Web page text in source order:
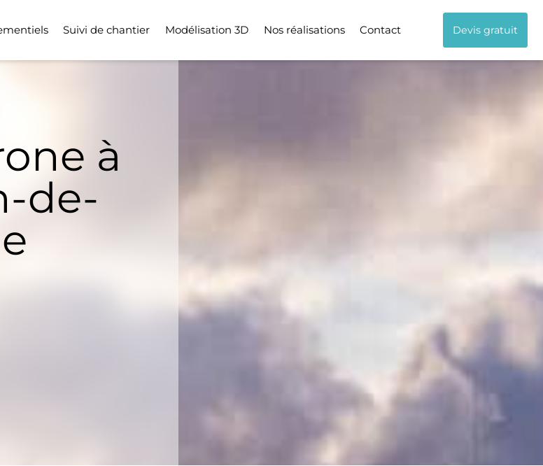
Suivi de chantier Modélisation 3D Nos réalisations Contact Devis gratuit
à
de-